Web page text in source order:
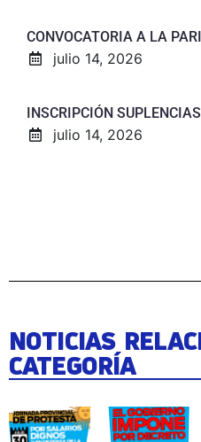
CONVOCATORIA A LA
julio 14, 2026
INSCRIPCIÓN
julio 14, 2026
NOTICIAS
CATEGORÍA